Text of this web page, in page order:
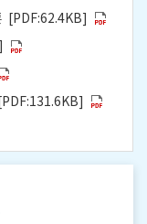
[PDF:62.4KB]